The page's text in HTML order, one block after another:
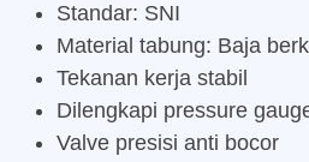
Standar: SNI
Material tabung: Baja
Tekanan kerja stabil
Dilengkapi pressure
Valve presisi anti bocor